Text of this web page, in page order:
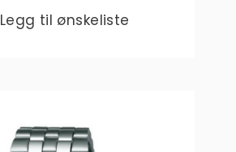
Legg til ønskeliste